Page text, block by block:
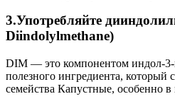
3.Употребляйте
Diindolylmethane)
DIM — это компонентом индол-3-
полезного ингредиента, который
семейства Капустные, особенно в